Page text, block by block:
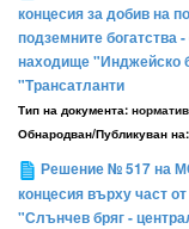
концесия за добив на
подземните богатства
находище "Инджейско
"Трансатланти
Тип на документа:
Обнародван/Публикуван на:
Решение № 517 на
концесия върху част
"Слънчев бряг -